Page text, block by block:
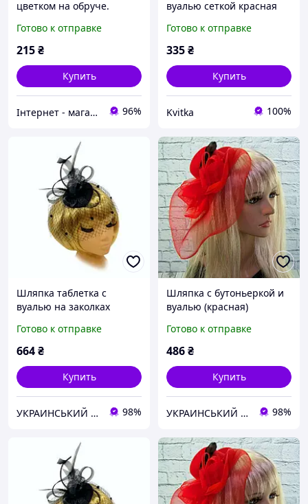
цветком на обруче.
Готово к отправке
215₴
Купить
Інтернет - магазин "Prikoloff" 96%
вуалью сеткой красная
Готово к отправке
335₴
Купить
Kvitka 100%
Шляпка таблетка с
вуалью на заколках
Готово к отправке
664₴
Купить
УКРАИНСЬКИЙ БАРМАЛЕЙ 98%
Шляпка с бутоньеркой и
вуалью (красная)
Готово к отправке
486₴
Купить
УКРАИНСЬКИЙ БАРМАЛЕЙ 98%